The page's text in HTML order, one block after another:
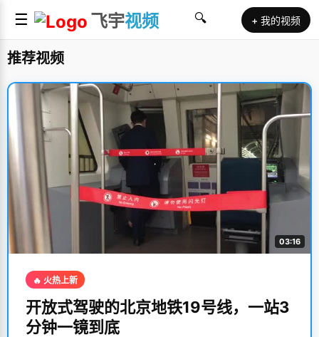
☰ 飞宇视频 🔍 + 我的视频
推荐视频
03:16
🔥 火热上新
开放式驾驶的北京地铁19号线，一站3
分钟一镜到底